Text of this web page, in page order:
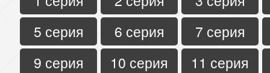
5 серия
6 серия
7 серия
9 серия
10 серия
11 серия